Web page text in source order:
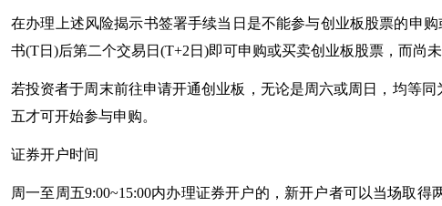
在办理上述风险揭示书签署手续当日是不能参与创业板股票的申
书(T日)后第二个交易日(T+2日)即可申购或买卖创业板股票，而尚
若投资者于周末前往申请开通创业板，无论是周六或周日，均等
五才可开始参与申购。
证券开户时间
周一至周五9:00~15:00内办理证券开户的，新开户者可以当场取